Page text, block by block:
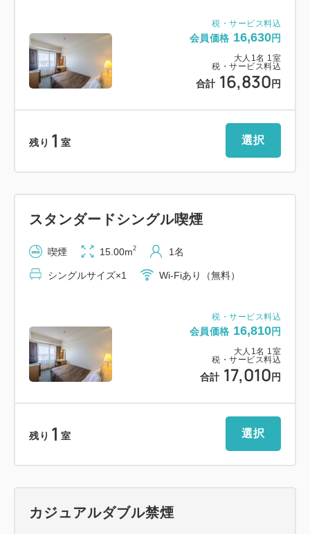
【提携駐車場（有料：1泊/1，300円）】
■大手第二駐車場（ホテル地下）
高さ制限 2.1mまで（15台）/1.55mまで（150
営業時間：7:30～23:00（※7:30前の出発不可）
※割引後に出庫される場合は、再手続きが必要です。
※駐車場の営業時間にご注意ください。
・添い寝は大人1名につき小学生以下まで無料。
・寝具を利用されるお子様は大人と同料金となりま
す。
ご希望の方はフロントにて、お申し付けください。
※詳細は「宿ログ」「よくある質問」「宿からのお知
税・サービス料込
会員価格 16,630円
大人 1 名 1 室
税・サービス料込
合計 16,830 円
残り 1 室 選択
税・サービス料込
会員価格 16,810円
大人 1 名 1 室
税・サービス料込
合計 17,010 円
スタンダードシングル喫煙
喫煙 15.00m2 1名
シングルサイズ×1 Wi-Fiあり（無料）
残り 1 室 選択
カジュアルダブル禁煙